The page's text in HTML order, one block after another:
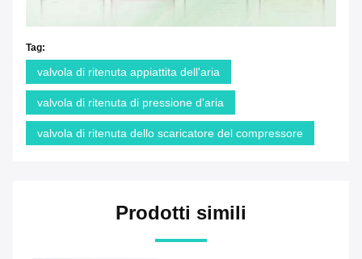
Tag:
valvola di ritenuta appiattita dell'aria
valvola di ritenuta di pressione d'aria
valvola di ritenuta dello scaricatore del compressore
Prodotti simili